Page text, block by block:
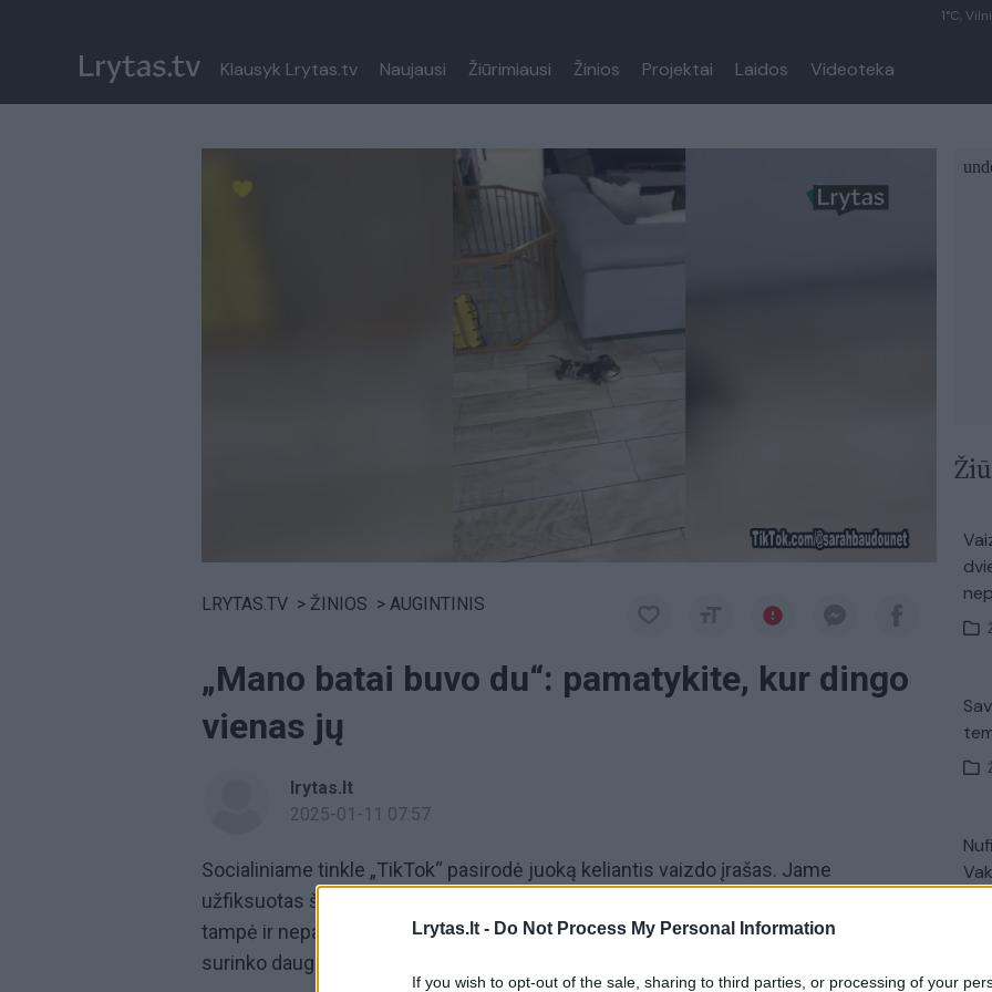
Lrytas.lt - Do Not Process My Personal Information
If you wish to opt-out of the sale, sharing to third parties, or processing of your
1°C,
Klausyk Lrytas.tv Naujausi Žiūrimiausi Žinios Projektai Laidos Videoteka
LRYTAS.TV > ŽINIOS > AUGINTINIS
„Mano batai buvo du“: pamatykite, kur dingo
vienas jų
lrytas.lt
2025-01-11 07:57
Socialiniame tinkle „TikTok“ pasirodė juoką keliantis vaizdo įrašas. Jame
užfiksuotas šuo, kuriam žaislu prilygo šeimininko batas. Keturkojis po visą kambarį
tampė ir nepaleido bato. Vaizdo įrašas sulaukė interneto vartotojų dėmesio ir
surinko daugiau nei 124 tūkst. patiktukų.
V.